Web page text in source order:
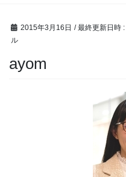
2015年3月16日 / 最終更新日時 :
ル
ayom